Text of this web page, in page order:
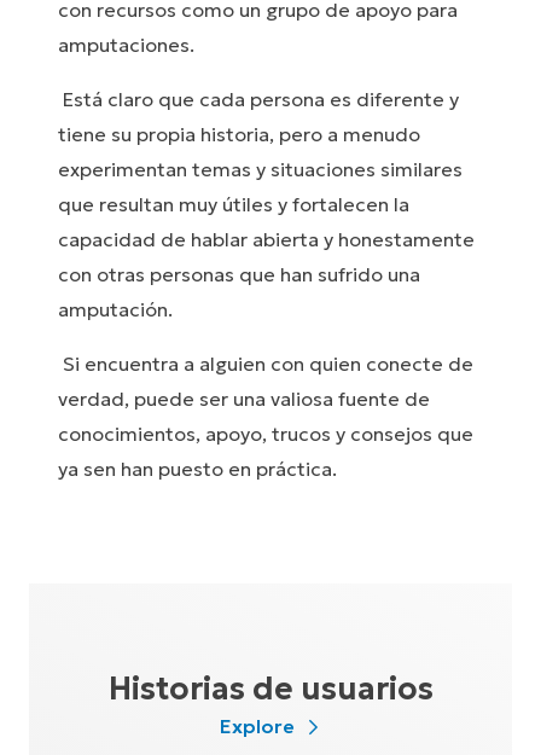
con recursos como un grupo de apoyo para
amputaciones.
Está claro que cada persona es diferente y
tiene su propia historia, pero a menudo
experimentan temas y situaciones similares
que resultan muy útiles y fortalecen la
capacidad de hablar abierta y honestamente
con otras personas que han sufrido una
amputación.
Si encuentra a alguien con quien conecte de
verdad, puede ser una valiosa fuente de
conocimientos, apoyo, trucos y consejos que
ya sen han puesto en práctica.
Historias de usuarios
Explore